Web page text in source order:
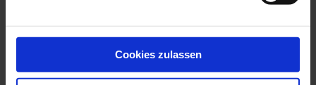
Cookies zulassen